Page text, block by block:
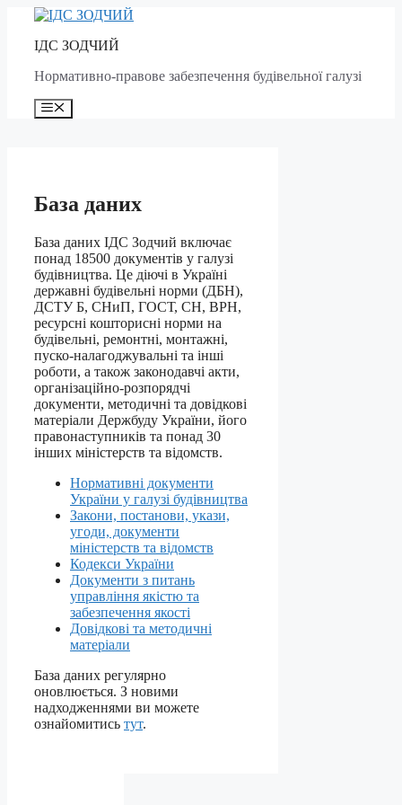
contentІДС ЗОДЧИЙ
Нормативно-правове забезпечення будівельної галузі
Menu
База даних
База даних ІДС Зодчий включає
понад 18500 документів у галузі
будівництва. Це діючі в Україні
державні будівельні норми (ДБН),
ДСТУ Б, СНиП, ГОСТ, СН, ВРН,
ресурсні кошторисні норми на
будівельні, ремонтні, монтажні,
пуско-налагоджувальні та інші
роботи, а також законодавчі акти,
організаційно-розпорядчі
документи, методичні та довідкові
матеріали Держбуду України, його
правонаступників та понад 30
інших міністерств та відомств.
Нормативні документи
України у галузі будівництва
Закони, постанови, укази,
угоди, документи
міністерств та відомств
Кодекси України
Документи з питань
управління якістю та
забезпечення якості
Довідкові та методичні
матеріали
База даних регулярно
оновлюється. З новими
надходженнями ви можете
ознайомитись тут.